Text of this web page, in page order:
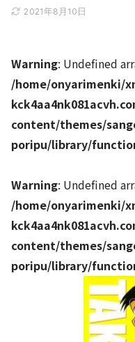
2021年8月10日
Warning: Undefined
/home/onyarimenki/
content/themes/
poripu/library/
Warning: Undefined
/home/onyarimenki/
content/themes/
poripu/library/